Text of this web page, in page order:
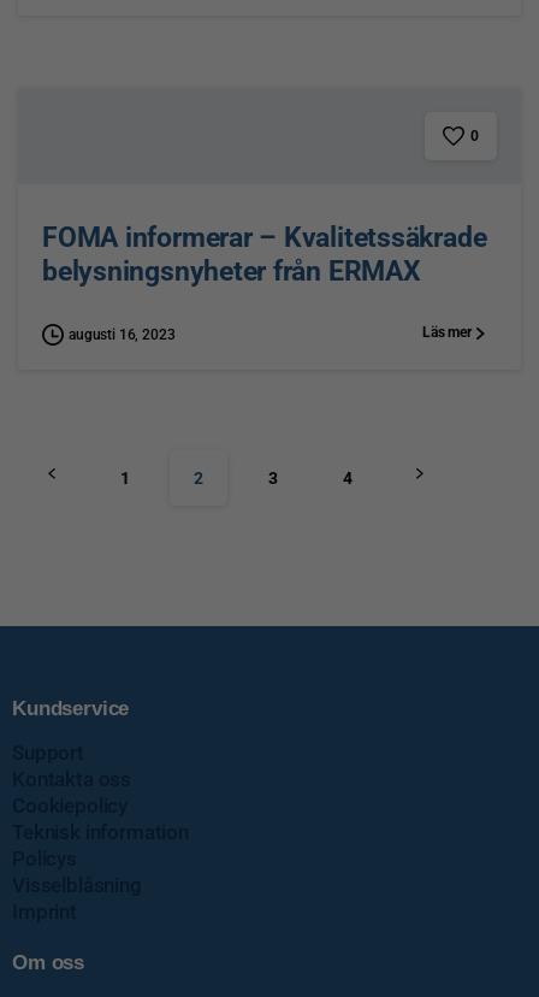
0
FOMA informerar – Kvalitetssäkrade
belysningsnyheter från ERMAX
augusti 16, 2023 Läs mer
1 2 3 4
Kundservice
Om oss